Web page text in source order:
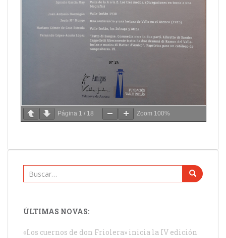
Página 1 / 18 Zoom 100%
Buscar:
ÚLTIMAS NOVAS:
«Los cuernos de don Friolera» inicia la IV edición